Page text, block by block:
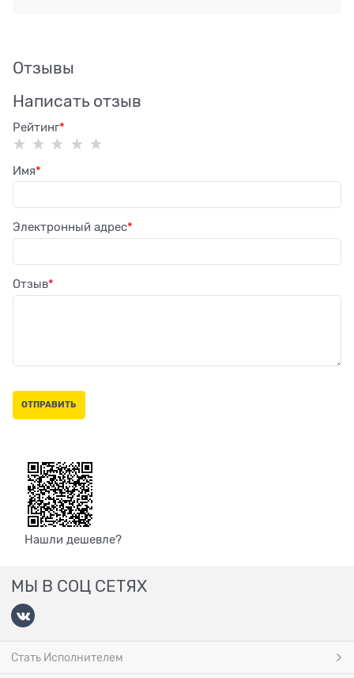
Отзывы
Написать отзыв
Рейтинг
Имя
Электронный адрес
Отзыв
Нашли дешевле?
МЫ В СОЦ СЕТЯХ
Стать Исполнителем